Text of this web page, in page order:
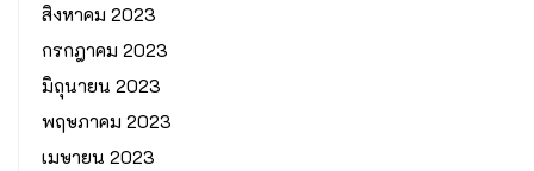
สิงหาคม 2023
กรกฎาคม 2023
มิถุนายน 2023
พฤษภาคม 2023
เมษายน 2023